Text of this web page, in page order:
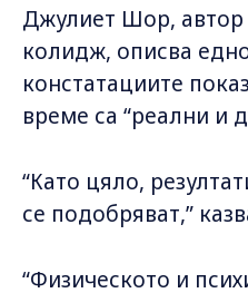
Джулиет Шор, автор
колидж, описва
констатациите
време са “реални и
“Като цяло,
се подобряват,”
“Физическото и